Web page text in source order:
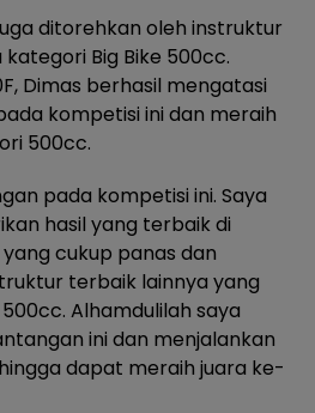
ditorehkan oleh instruktur
kategori Big Bike 500cc.
Dimas berhasil mengatasi
kompetisi ini dan meraih
500cc.
pada kompetisi ini. Saya
hasil yang terbaik di
cukup panas dan
terbaik lainnya yang
Alhamdulilah saya
ini dan menjalankan
dapat meraih juara ke-